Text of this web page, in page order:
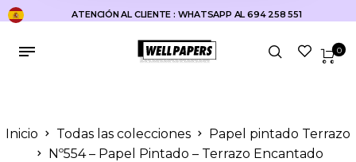
ATENCIÓN AL CLIENTE : WHATSAPP AL 694 258 551
0
Inicio Todas las colecciones
Papel pintado Terrazo
Nº554 – Papel Pintado – Terrazo Encantado